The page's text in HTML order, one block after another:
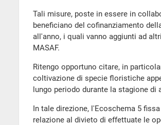
Tali misure, poste in essere in
beneficiano del cofinanziamento
all'anno, i quali vanno aggiunti ad
MASAF.
Ritengo opportuno citare, in
coltivazione di specie floristiche
lungo periodo durante la stagione
In tale direzione, l'Ecoschema 5
relazione al divieto di effettuate le